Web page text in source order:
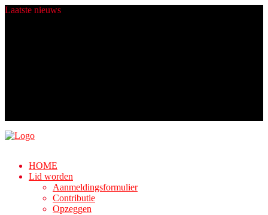
Laatste nieuws
HOME
Lid worden
Aanmeldingsformulier
Contributie
Opzeggen